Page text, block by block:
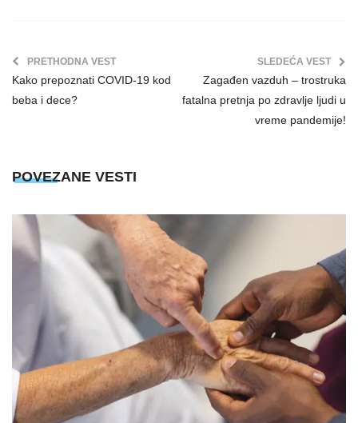
PRETHODNA VEST
Kako prepoznati COVID-19 kod
beba i dece?
SLEDEĆA VEST
Zagađen vazduh – trostruka
fatalna pretnja po zdravlje ljudi u
vreme pandemije!
POVEZANE VESTI